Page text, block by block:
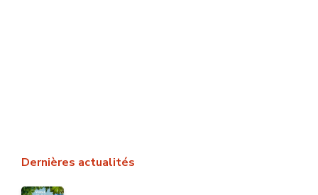
Dernières actualités